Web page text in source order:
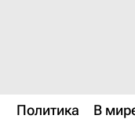
Политика В